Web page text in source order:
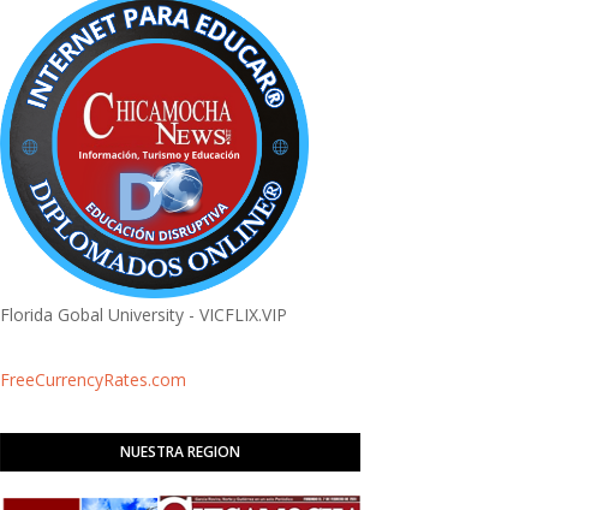
Florida Gobal University - VICFLIX.VIP
FreeCurrencyRates.com
NUESTRA REGION